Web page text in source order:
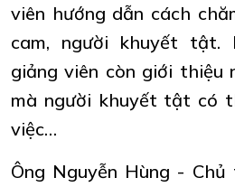
viên hướng dẫn cách
cam, người khuyết tật.
giảng viên còn giới thiệu
mà người khuyết tật có
việc…
Ông Nguyễn Hùng -